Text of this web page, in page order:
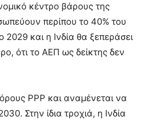
κέντρο βάρους της
περίπου το 40% του
και η Ινδία θα ξεπεράσει
ότι το ΑΕΠ ως δείκτης δεν
PPP και αναμένεται να
Στην ίδια τροχιά, η Ινδία